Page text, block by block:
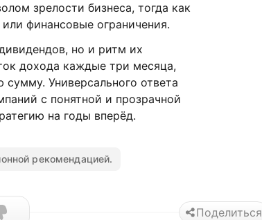
зрелости бизнеса, тогда как
финансовые ограничения.
но и ритм их
дохода каждые три месяца,
Универсального ответа
с понятной и прозрачной
на годы вперёд.
рекомендацией.
Поделиться